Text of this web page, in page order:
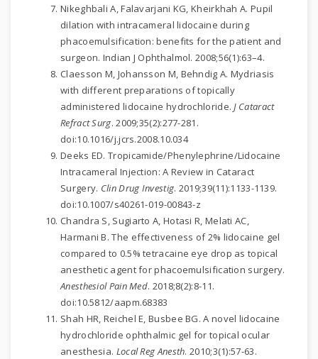
Nikeghbali A, Falavarjani KG, Kheirkhah A. Pupil
dilation with intracameral lidocaine during
phacoemulsification: benefits for the patient and
surgeon. Indian J Ophthalmol. 2008;56(1):63–4.
Claesson M, Johansson M, Behndig A. Mydriasis
with different preparations of topically
administered lidocaine hydrochloride.J Cataract
Refract Surg. 2009;35(2):277-281.
doi:10.1016/j.jcrs.2008.10.034
Deeks ED. Tropicamide/Phenylephrine/Lidocaine
Intracameral Injection: A Review in Cataract
Surgery. Clin Drug Investig. 2019;39(11):1133-1139.
doi:10.1007/s40261-019-00843-z
Chandra S, Sugiarto A, Hotasi R, Melati AC,
Harmani B. The effectiveness of 2% lidocaine gel
compared to 0.5% tetracaine eye drop as topical
anesthetic agent for phacoemulsification surgery.
Anesthesiol Pain Med. 2018;8(2):8-11.
doi:10.5812/aapm.68383
Shah HR, Reichel E, Busbee BG. A novel lidocaine
hydrochloride ophthalmic gel for topical ocular
anesthesia. Local Reg Anesth. 2010;3(1):57-63.